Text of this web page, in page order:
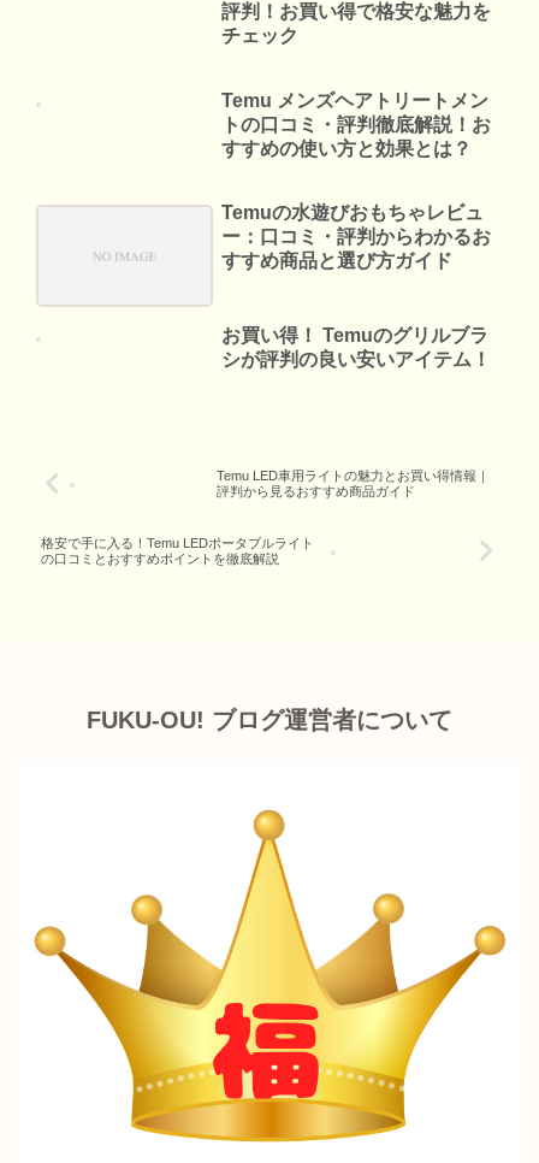
評判！お買い得で格安な魅力を
チェック
Temu メンズヘアトリートメン
トの口コミ・評判徹底解説！お
すすめの使い方と効果とは？
Temuの水遊びおもちゃレビュ
ー：口コミ・評判からわかるお
すすめ商品と選び方ガイド
お買い得！ Temuのグリルブラ
シが評判の良い安いアイテム！
Temu LED車用ライトの魅力とお買い得情報｜
評判から見るおすすめ商品ガイド
格安で手に入る！Temu LEDポータブルライト
の口コミとおすすめポイントを徹底解説
FUKU-OU! ブログ運営者について